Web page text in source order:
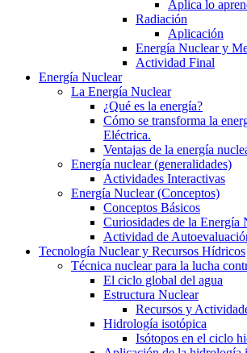
Aplica lo
Radiación
Aplicación
Energía Nuclear y
Actividad Final
Energía Nuclear
La Energía Nuclear
¿Qué es la energía?
Cómo se transforma la
Eléctrica.
Ventajas de la energía
Energía nuclear (generalidades)
Actividades Interactivas
Energía Nuclear (Conceptos)
Conceptos Básicos
Curiosidades de la Energía
Actividad de
Tecnología Nuclear y Recursos Hídricos
Técnica nuclear para la lucha
El ciclo global del agua
Estructura Nuclear
Recursos y
Hidrología isotópica
Isótopos en el ciclo